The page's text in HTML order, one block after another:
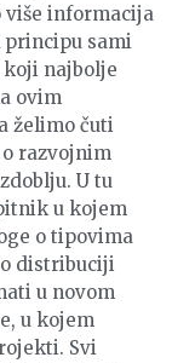
više informacija
principu sami
najbolje
ovim
želimo čuti
razvojnim
U tu
u kojem
o tipovima
distribuciji
u novom
u kojem
Svi